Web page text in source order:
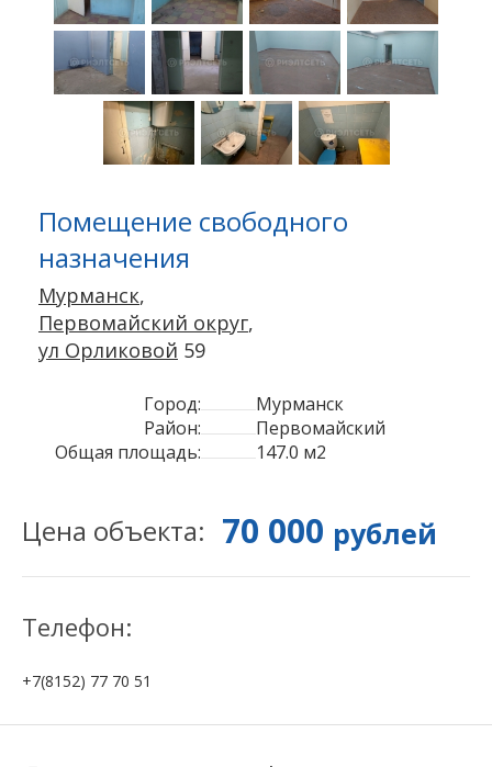
Помещение свободного
назначения
Мурманск,
Первомайский округ,
ул Орликовой 59
Город:
Мурманск
Район:
Первомайский
Общая площадь:
147.0 м2
Цена объекта: 70 000 рублей
Телефон:
+7(8152) 77 70 51